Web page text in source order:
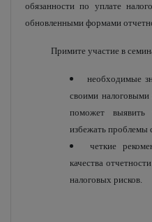
обязанности по уплате
обновленными формами
Примите участие в
необходимые
своими налоговыми
поможет
избежать проблемы
четкие
качества
налоговых рисков.